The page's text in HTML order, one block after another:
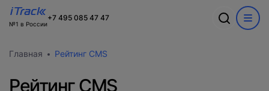
№1 в России
+7 495 085 47 47
Главная Рейтинг CMS
Рейтинг CMS
проект?
свяжется наш лучший менеджер
Ошибка
Произошла ошибка при выполнении запроса. Пожалуйста,
Новости
Акции
WEB